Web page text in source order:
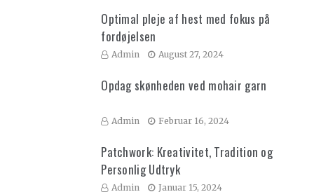
Optimal pleje af hest med fokus på
fordøjelsen
Admin August 27, 2024
Opdag skønheden ved mohair garn
Admin Februar 16, 2024
Patchwork: Kreativitet, Tradition og
Personlig Udtryk
Admin Januar 15, 2024